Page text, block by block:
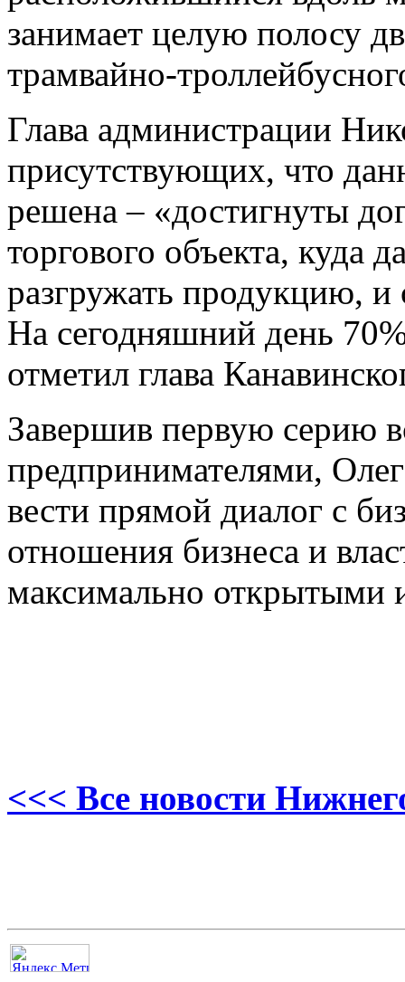
занимает целую полосу
трамвайно-
Глава администрации
присутствующих, что
решена – «достигнуты
торгового объекта, куда
разгружать продукцию,
На сегодняшний день
отметил глава
Завершив первую серию
предпринимателями,
вести прямой диалог с
отношения бизнеса и
максимально открытыми
<<< Все новости